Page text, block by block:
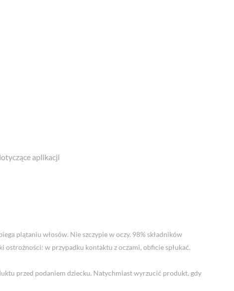
aplikacji
plątaniu włosów. Nie szczypie w oczy. 98% składników
ostrożności: w przypadku kontaktu z oczami, obficie spłukać.
przed podaniem dziecku. Natychmiast wyrzucić produkt, gdy